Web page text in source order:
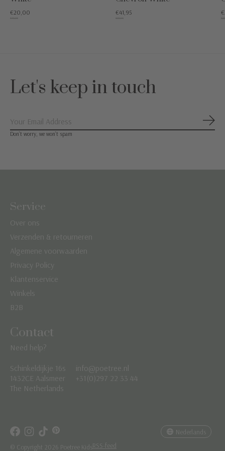
€20,00
€49,95
€41,95
€59,95
Let's keep in touch
Don’t worry, we won’t spam
Service
Over ons
Verzenden & retourneren
Algemene voorwaarden
Privacy Policy
Klantenservice
Winkels
B2B
Contact
Need help?
Schinkeldijkje 16s
1432CE Aalsmeer
The Netherlands
info@poetree.nl
+31(0)297 22 33 44
© Copyright 2026 Poetree Kids RSS-feed
Nederlands
Nederlands